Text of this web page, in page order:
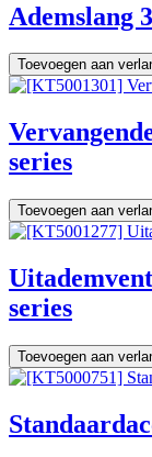
Ademslang
Toevoegen aan
series
Toevoegen aan
series
Toevoegen aan